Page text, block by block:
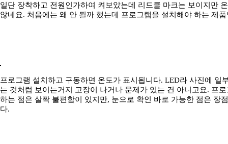
일단 장착하고 전원인가하여 켜보았는데 리드쿨 마크는 보이지만
않네요. 처음에는 왜 안 될까 했는데 프로그램을 설치해야 하는 제
프로그램 설치하고 구동하면 온도가 표시됩니다. LED라 사진에 일
는 것처럼 보이는거지 고장이 나거나 문제가 있는 건 아니고요. 프
하는 점은 살짝 불편함이 있지만, 눈으로 확인 바로 가능한 점은 장
다.